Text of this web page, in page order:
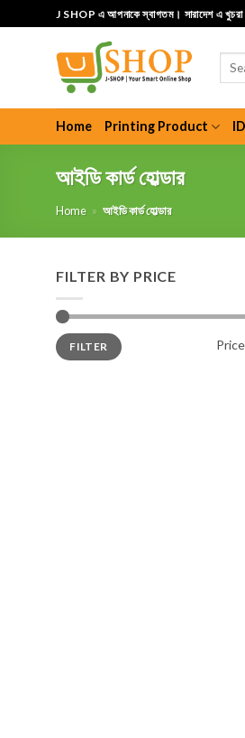
to
J SHOP এ আপনাকে স্বাগতম। সারাদেশ এ খুচরা
Home Printing Product
আইডি কার্ড হোল্ডার
Home » আইডি কার্ড হোল্ডার
FILTER BY PRICE
Min
price
Max
priceFILTER